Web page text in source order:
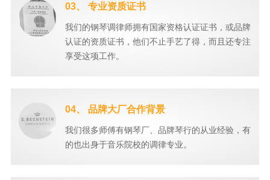
03、 专业资质证书
我们的钢琴调律师拥有国家资格认证证书，或品牌
认证的资质证书，他们不止手艺了得，而且还专注
享受这项工作。
04、 品牌大厂合作背景
我们很多师傅有钢琴厂、品牌琴行的从业经验，有
的也出身于音乐院校的调律专业。